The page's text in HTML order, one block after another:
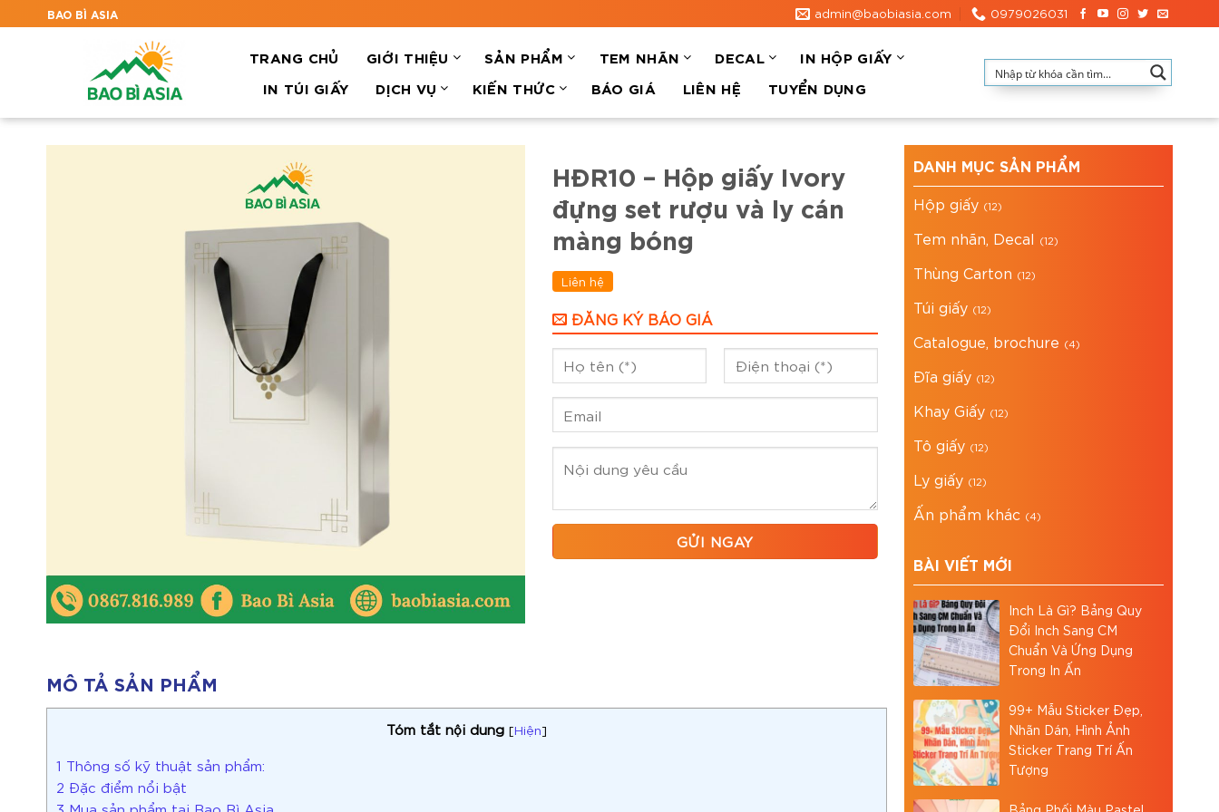
BAO BÌ ASIA admin@baobiasia.com 0979026031
TRANG CHỦ GIỚI THIỆU SẢN PHẨM TEM NHÃN DECAL
IN HỘP GIẤY
IN TÚI GIẤY
DỊCH VỤ KIẾN THỨC BÁO GIÁ LIÊN HỆ TUYỂN DỤNG
HĐR10 – Hộp giấy Ivory
đựng set rượu và ly cán
màng bóng
Liên hệ
ĐĂNG KÝ BÁO GIÁ
MÔ TẢ SẢN PHẨM
Tóm tắt nội dung [Hiện]
1 Thông số kỹ thuật sản phẩm:
2 Đặc điểm nổi bật
3 Mua sản phẩm tại Bao Bì Asia
DANH MỤC SẢN PHẨM
Hộp giấy (12)
Tem nhãn, Decal (12)
Thùng Carton (12)
Túi giấy (12)
Catalogue, brochure (4)
Đĩa giấy (12)
Khay Giấy (12)
Tô giấy (12)
Ly giấy (12)
Ấn phẩm khác (4)
BÀI VIẾT MỚI
Inch Là Gì? Bảng Quy
Đổi Inch Sang CM
Chuẩn Và Ứng Dụng
Trong In Ấn
99+ Mẫu Sticker Đẹp,
Nhãn Dán, Hình Ảnh
Sticker Trang Trí Ấn
Tượng